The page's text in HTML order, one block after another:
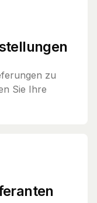
zu
Sie Ihre